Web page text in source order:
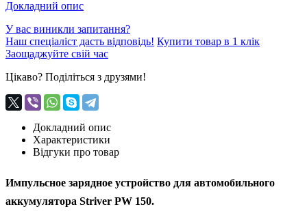
Докладний опис
У вас виникли запитання?
Наш спеціаліст дасть відповідь! Купити товар в 1 клік
Заощаджуйте свій час
Цікаво? Поділіться з друзями!
Докладний опис
Характеристики
Відгуки про товар
Импульсное зарядное устройство для автомобильного
аккумулятора Striver PW 150.